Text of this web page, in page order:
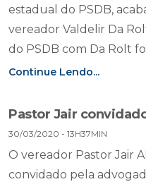
estadual do PSDB,
vereador Valdelir Da
do PSDB com Da Rolt
Continue Lendo...
Pastor Jair
30/03/2020 - 13H37MIN
O vereador Pastor Jair
convidado pela